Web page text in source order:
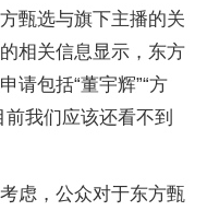
甄选与旗下主播的关
相关信息显示，东方
请包括“董宇辉”“方
我们应该还看不到
虑，公众对于东方甄